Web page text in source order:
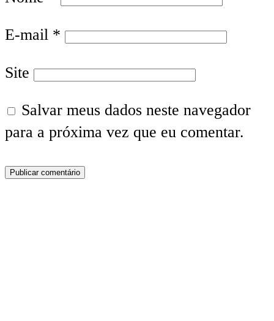
E-mail *
Site
Salvar meus dados neste navegador
para a próxima vez que eu comentar.